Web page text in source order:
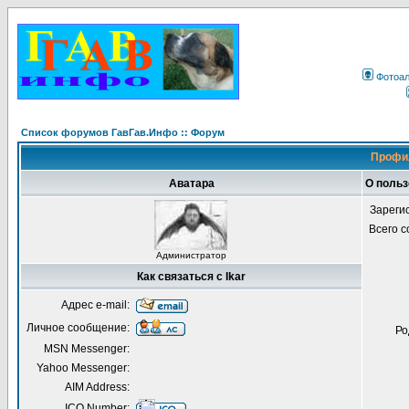
Список форумов ГавГав.Инфо :: Форум
Аватара О
Администратор
Всего
Как связаться с Ikar
Адрес e-mail:
Личное сообщение:
MSN Messenger:
Yahoo Messenger:
AIM Address: